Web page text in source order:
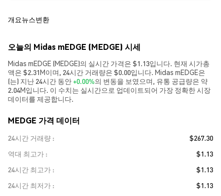
개요뉴스변환
오늘의 Midas mEDGE (MEDGE) 시세
Midas mEDGE (MEDGE)의 실시간 가격은 $1.13입니다. 현재 시가총
액은 $2.31M이며, 24시간 거래량은 $0.00입니다. Midas mEDGE은
(는) 지난 24시간 동안+0.00%의 변동을 보였으며, 유통 공급량은 약
2.04M입니다. 이 수치는 실시간으로 업데이트되어 가장 정확한 시장
데이터를 제공합니다.
MEDGE 가격 데이터
24시간 거래량
$267.30
역대 최고가
$1.13
24시간 최고가
$1.13
24시간 최저가
$1.13